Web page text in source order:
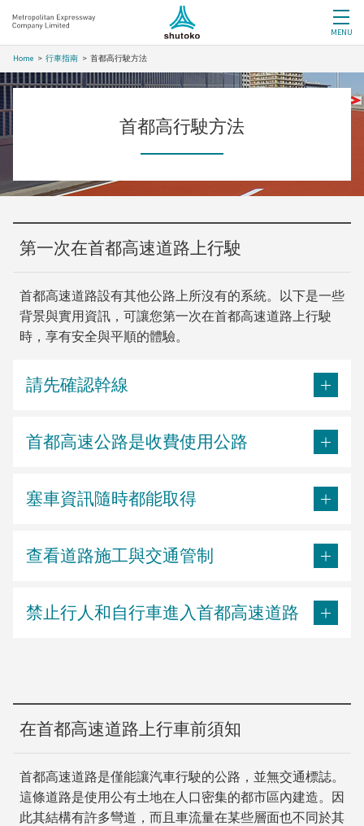
MENU
Home 行車指南 首都高行駛方法
首都高行駛方法
第一次在首都高速道路上行駛
首都高速道路設有其他公路上所沒有的系統。以下是一些
背景與實用資訊，可讓您第一次在首都高速道路上行駛
時，享有安全與平順的體驗。
請先確認幹線
首都高速公路是收費使用公路
塞車資訊隨時都能取得
查看道路施工與交通管制
禁止行人和自行車進入首都高速道路
在首都高速道路上行車前須知
首都高速道路是僅能讓汽車行駛的公路，並無交通標誌。
這條道路是使用公有土地在人口密集的都市區內建造。因
此其結構有許多彎道，而且車流量在某些層面也不同於其